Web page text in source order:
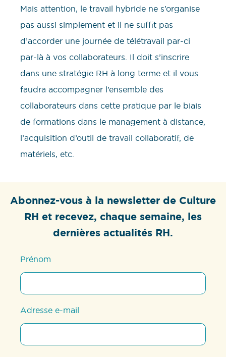
Mais attention, le travail hybride ne s’organise
pas aussi simplement et il ne suffit pas
d’accorder une journée de télétravail par-ci
par-là à vos collaborateurs. Il doit s’inscrire
dans une stratégie RH à long terme et il vous
faudra accompagner l’ensemble des
collaborateurs dans cette pratique par le biais
de formations dans le management à distance,
l’acquisition d’outil de travail collaboratif, de
matériels, etc.
Abonnez-vous à la newsletter de Culture
RH et recevez, chaque semaine, les
dernières actualités RH.
Prénom
Adresse e-mail